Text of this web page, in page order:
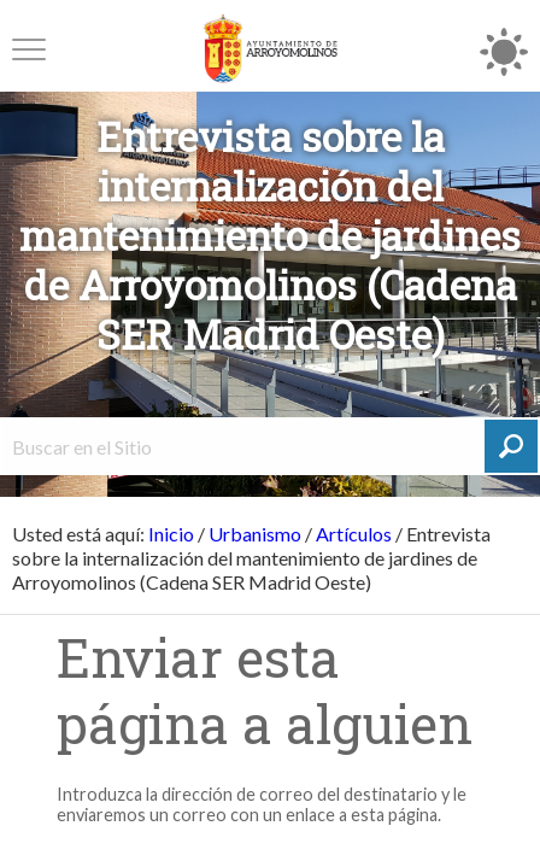
Entrevista sobre la
internalización del
mantenimiento de jardines
de Arroyomolinos (Cadena
SER Madrid Oeste)
Usted está aquí: Inicio / Urbanismo /Artículos / Entrevista
sobre la internalización del mantenimiento de jardines de
Arroyomolinos (Cadena SER Madrid Oeste)
Enviar esta
página a alguien
Introduzca la dirección de correo del destinatario y le
enviaremos un correo con un enlace a esta página.